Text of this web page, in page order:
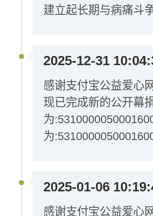
建立起长期与病痛斗
2025-12-31
感谢支付宝公益爱心
现已完成新的公开幕
为
为
2025-01-06
感谢支付宝公益爱心